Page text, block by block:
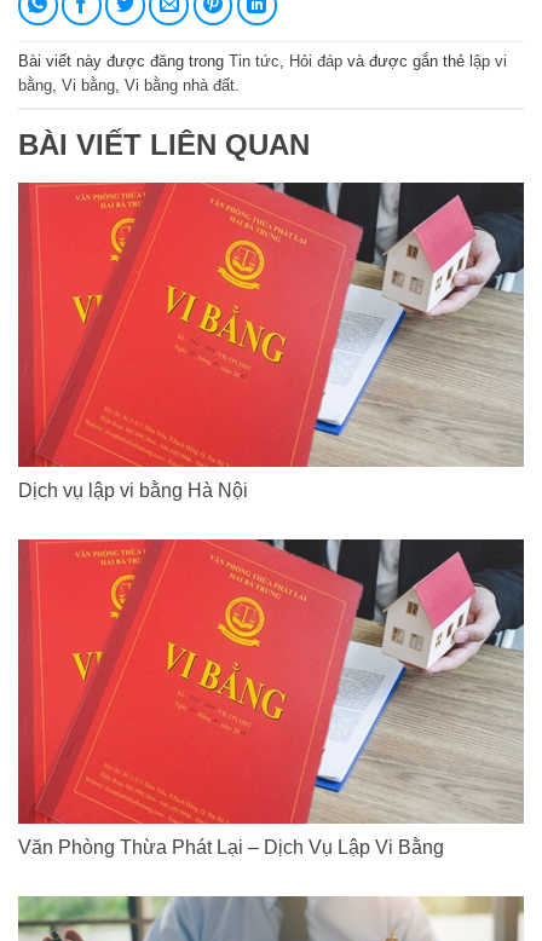
Bài viết này được đăng trong Tin tức, Hỏi đáp và được gắn thẻ lập vi
bằng, Vi bằng, Vi bằng nhà đất.
BÀI VIẾT LIÊN QUAN
Dịch vụ lập vi bằng Hà Nội
Văn Phòng Thừa Phát Lại – Dịch Vụ Lập Vi Bằng